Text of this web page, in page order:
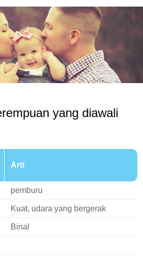
yang diawali
Arti
pemburu
Kuat, udara yang bergerak
Binal